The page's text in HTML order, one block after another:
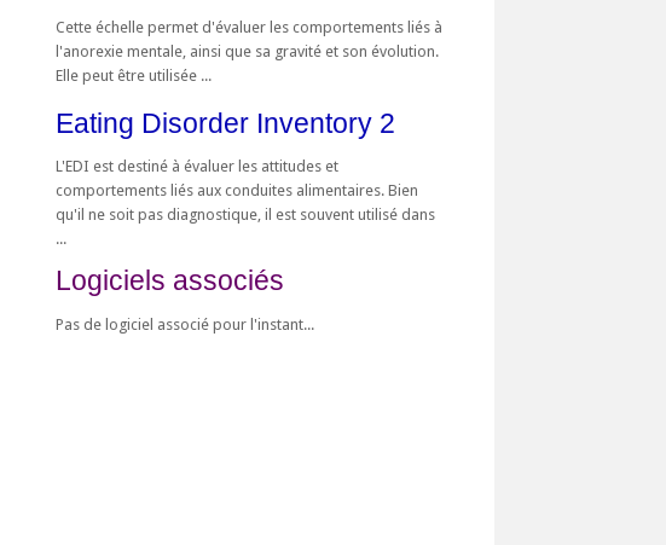
Cette échelle permet d'évaluer les comportements liés à
l'anorexie mentale, ainsi que sa gravité et son évolution.
Elle peut être utilisée ...
Eating Disorder Inventory 2
L'EDI est destiné à évaluer les attitudes et
comportements liés aux conduites alimentaires. Bien
qu'il ne soit pas diagnostique, il est souvent utilisé dans
...
Logiciels associés
Pas de logiciel associé pour l'instant...